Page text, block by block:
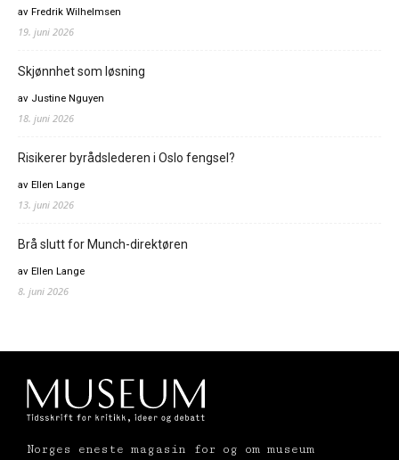
av Fredrik Wilhelmsen
19. juni 2026
Skjønnhet som løsning
av Justine Nguyen
18. juni 2026
Risikerer byrådslederen i Oslo fengsel?
av Ellen Lange
13. juni 2026
Brå slutt for Munch-direktøren
av Ellen Lange
8. juni 2026
Norges eneste magasin for og om museum